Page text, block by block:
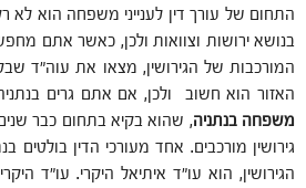
התחום של עורך דין לענייני משפחה הוא לא
בנושא ירושות וצוואות ולכן, כאשר אתם
המורכבות של הגירושין, מצאו את עוה"ד
האזור הוא חשוב ולכן, אם אתם גרים
משפחה בנתניה, שהוא בקיא בתחום כבר
גירושין מורכבים. אחד מעורכי הדין בולטים
הגירושין, הוא עו"ד איתיאל היקרי. עו"ד